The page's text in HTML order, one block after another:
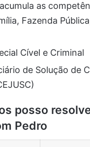
as
Fazenda
Cível e Criminal
de Solução de
posso
Pedro